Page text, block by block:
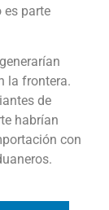
es parte
la frontera.
de
habrían
con